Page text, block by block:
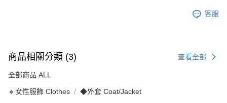
客服
商品相關分類 (3) 查看全部
全部商品 ALL
🔸女性服飾 Clothes ◆外套 Coat/Jacket